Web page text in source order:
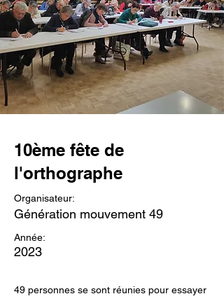
10ème fête de
l'orthographe
Organisateur:
Génération mouvement 49
Année:
2023
49 personnes se sont réunies pour essayer